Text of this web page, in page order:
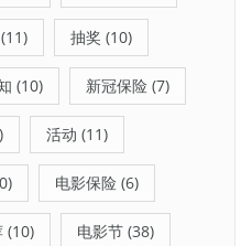
(11) 抽奖 (10)
(10) 新冠保险 (7)
活动 (11)
电影保险 (6)
(10) 电影节 (38)